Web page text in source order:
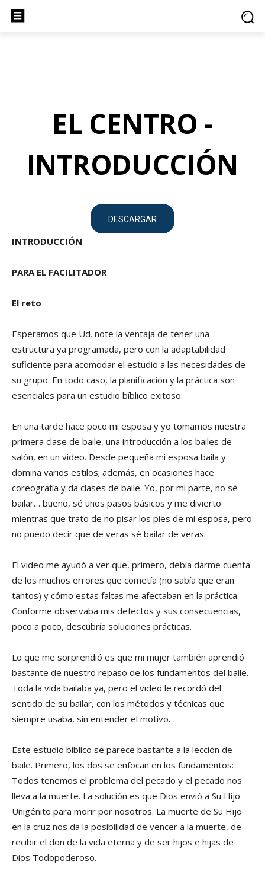
EL CENTRO -
INTRODUCCIÓN
DESCARGAR
INTRODUCCIÓN
PARA EL FACILITADOR
El reto
Esperamos que Ud. note la ventaja de tener una
estructura ya programada, pero con la adaptabilidad
suficiente para acomodar el estudio a las necesidades de
su grupo. En todo caso, la planificación y la práctica son
esenciales para un estudio bíblico exitoso.
En una tarde hace poco mi esposa y yo tomamos nuestra
primera clase de baile, una introducción a los bailes de
salón, en un video. Desde pequeña mi esposa baila y
domina varios estilos; además, en ocasiones hace
coreografía y da clases de baile. Yo, por mi parte, no sé
bailar… bueno, sé unos pasos básicos y me divierto
mientras que trato de no pisar los pies de mi esposa, pero
no puedo decir que de veras sé bailar de veras.
El video me ayudó a ver que, primero, debía darme cuenta
de los muchos errores que cometía (no sabía que eran
tantos) y cómo estas faltas me afectaban en la práctica.
Conforme observaba mis defectos y sus consecuencias,
poco a poco, descubría soluciones prácticas.
Lo que me sorprendió es que mi mujer también aprendió
bastante de nuestro repaso de los fundamentos del baile.
Toda la vida bailaba ya, pero el video le recordó del
sentido de su bailar, con los métodos y técnicas que
siempre usaba, sin entender el motivo.
Este estudio bíblico se parece bastante a la lección de
baile. Primero, los dos se enfocan en los fundamentos:
Todos tenemos el problema del pecado y el pecado nos
lleva a la muerte. La solución es que Dios envió a Su Hijo
Unigénito para morir por nosotros. La muerte de Su Hijo
en la cruz nos da la posibilidad de vencer a la muerte, de
recibir el don de la vida eterna y de ser hijos e hijas de
Dios Todopoderoso.